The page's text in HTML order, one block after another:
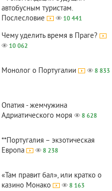
автобусным туристам.
Послесловие
10 441
Чему уделить время в Праге?
10 062
Монолог о Португалии 8 833
Опатия - жемчужина
Адриатического моря
8 628
**Португалия – экзотическая
Европа
8 238
«Там правит бал», или кратко о
казино Монако
8 163